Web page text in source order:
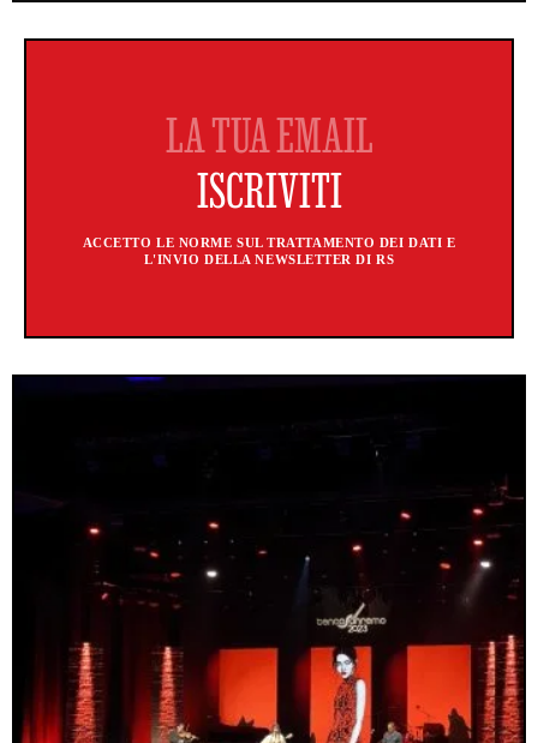
ACCETTO LE NORME SUL TRATTAMENTO DEI DATI E
L'INVIO DELLA NEWSLETTER DI RS